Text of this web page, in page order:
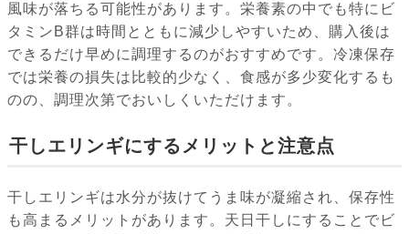
風味が落ちる可能性があります。栄養素の中でも特にビ
タミンB群は時間とともに減少しやすいため、購入後は
できるだけ早めに調理するのがおすすめです。冷凍保存
では栄養の損失は比較的少なく、食感が多少変化するも
のの、調理次第でおいしくいただけます。
干しエリンギにするメリットと注意点
干しエリンギは水分が抜けてうま味が凝縮され、保存性
も高まるメリットがあります。天日干しにすることでビ